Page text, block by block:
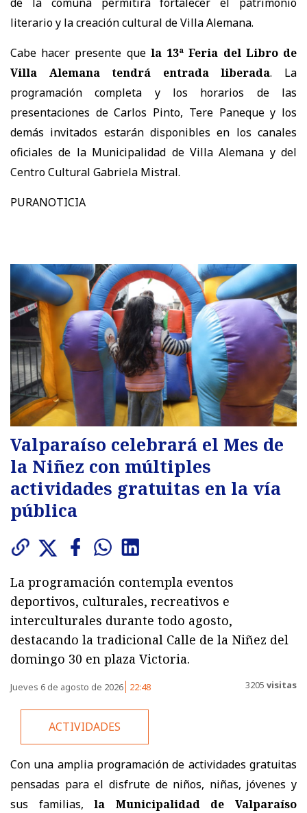
literario y la creación cultural de Villa Alemana.
Cabe hacer presente que la 13ª Feria del Libro de
Villa Alemana tendrá entrada liberada. La
programación completa y los horarios de las
presentaciones de Carlos Pinto, Tere Paneque y los
demás invitados estarán disponibles en los canales
oficiales de la Municipalidad de Villa Alemana y del
Centro Cultural Gabriela Mistral.
PURANOTICIA
Valparaíso celebrará el Mes de
la Niñez con múltiples
actividades gratuitas en la vía
pública
La programación contempla eventos
deportivos, culturales, recreativos e
interculturales durante todo agosto,
destacando la tradicional Calle de la Niñez del
domingo 30 en plaza Victoria.
Jueves 6 de agosto de 2026 22:48 3205 visitas
ACTIVIDADES
Con una amplia programación de actividades gratuitas
pensadas para el disfrute de niños, niñas, jóvenes y
sus familias,la Municipalidad de Valparaíso